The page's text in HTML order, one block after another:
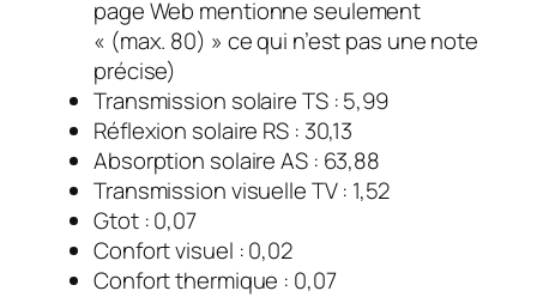
page Web mentionne seulement
« (max. 80) » ce qui n’est pas une note
précise)
Transmission solaire TS : 5,99
Réflexion solaire RS : 30,13
Absorption solaire AS : 63,88
Transmission visuelle TV : 1,52
Gtot : 0,07
Confort visuel : 0,02
Confort thermique : 0,07